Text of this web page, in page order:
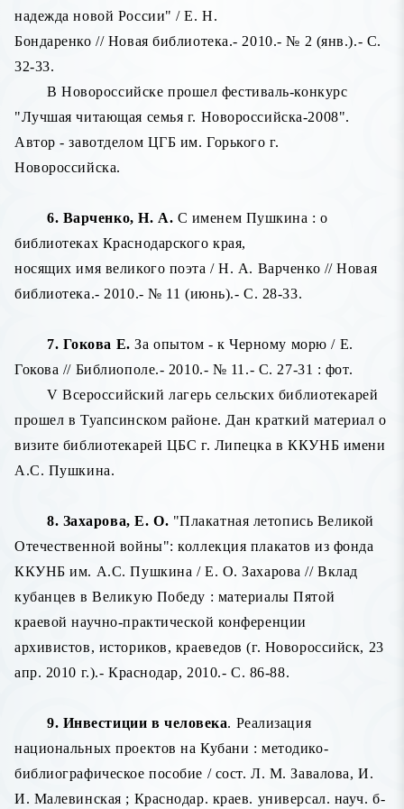
надежда новой России" / Е. Н.
Бондаренко // Новая библиотека.- 2010.- № 2 (янв.).- С.
32-33.
В Новороссийске прошел фестиваль-конкурс
"Лучшая читающая семья г. Новороссийска-2008".
Автор - завотделом ЦГБ им. Горького г.
Новороссийска.
6. Варченко, Н. А. С именем Пушкина : о
библиотеках Краснодарского края,
носящих имя великого поэта / Н. А. Варченко // Новая
библиотека.- 2010.- № 11 (июнь).- С. 28-33.
7. Гокова Е. За опытом - к Черному морю / Е.
Гокова // Библиополе.- 2010.- № 11.- С. 27-31 : фот.
V Всероссийский лагерь сельских библиотекарей
прошел в Туапсинском районе. Дан краткий материал о
визите библиотекарей ЦБС г. Липецка в ККУНБ имени
А.С. Пушкина.
8. Захарова, Е. О. "Плакатная летопись Великой
Отечественной войны": коллекция плакатов из фонда
ККУНБ им. А.С. Пушкина / Е. О. Захарова // Вклад
кубанцев в Великую Победу : материалы Пятой
краевой научно-практической конференции
архивистов, историков, краеведов (г. Новороссийск, 23
апр. 2010 г.).- Краснодар, 2010.- С. 86-88.
9. Инвестиции в человека. Реализация
национальных проектов на Кубани : методико-
библиографическое пособие / сост. Л. М. Завалова, И.
И. Малевинская ; Краснодар. краев. универсал. науч. б-